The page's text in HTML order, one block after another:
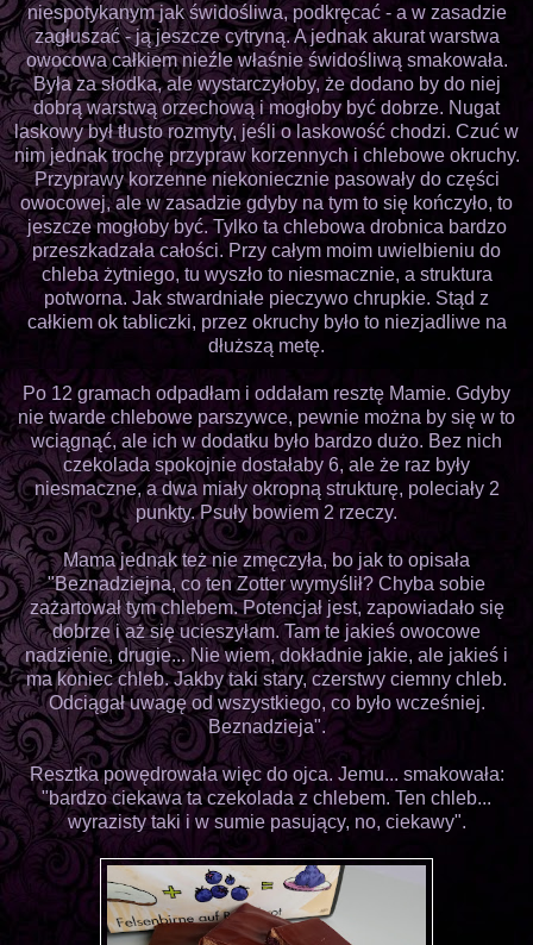
niespotykanym jak świdośliwa, podkręcać - a w zasadzie
zagłuszać - ją jeszcze cytryną. A jednak akurat warstwa
owocowa całkiem nieźle właśnie świdośliwą smakowała.
Była za słodka, ale wystarczyłoby, że dodano by do niej
dobrą warstwą orzechową i mogłoby być dobrze. Nugat
laskowy był tłusto rozmyty, jeśli o laskowość chodzi. Czuć w
nim jednak trochę przypraw korzennych i chlebowe okruchy.
Przyprawy korzenne niekoniecznie pasowały do części
owocowej, ale w zasadzie gdyby na tym to się kończyło, to
jeszcze mogłoby być. Tylko ta chlebowa drobnica bardzo
przeszkadzała całości. Przy całym moim uwielbieniu do
chleba żytniego, tu wyszło to niesmacznie, a struktura
potworna. Jak stwardniałe pieczywo chrupkie. Stąd z
całkiem ok tabliczki, przez okruchy było to niezjadliwe na
dłuższą metę.
Po 12 gramach odpadłam i oddałam resztę Mamie. Gdyby
nie twarde chlebowe parszywce, pewnie można by się w to
wciągnąć, ale ich w dodatku było bardzo dużo. Bez nich
czekolada spokojnie dostałaby 6, ale że raz były
niesmaczne, a dwa miały okropną strukturę, poleciały 2
punkty. Psuły bowiem 2 rzeczy.
Mama jednak też nie zmęczyła, bo jak to opisała
"Beznadziejna, co ten Zotter wymyślił? Chyba sobie
zażartował tym chlebem. Potencjał jest, zapowiadało się
dobrze i aż się ucieszyłam. Tam te jakieś owocowe
nadzienie, drugie... Nie wiem, dokładnie jakie, ale jakieś i
ma koniec chleb. Jakby taki stary, czerstwy ciemny chleb.
Odciągał uwagę od wszystkiego, co było wcześniej.
Beznadzieja".
Resztka powędrowała więc do ojca. Jemu... smakowała:
"bardzo ciekawa ta czekolada z chlebem. Ten chleb...
wyrazisty taki i w sumie pasujący, no, ciekawy".